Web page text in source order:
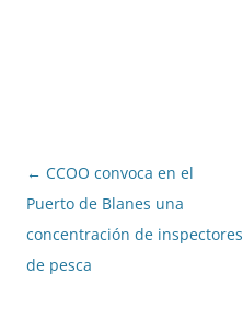
Navegació
per
les
entrades
← CCOO convoca en el
Puerto de Blanes una
concentración de inspectores
de pesca